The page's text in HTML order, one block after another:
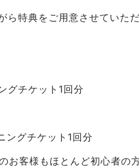
ら特典をご用意させていた
チケット1回分
グチケット1回分
客様もほとんど初心者の方